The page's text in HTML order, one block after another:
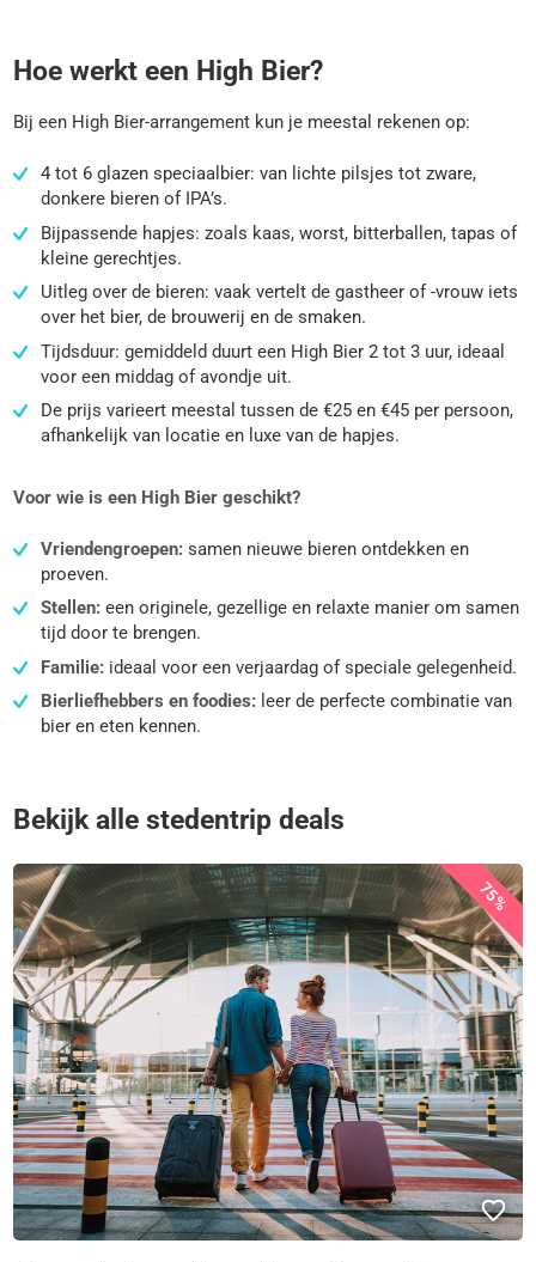
Hoe werkt een High Bier?
Bij een High Bier-arrangement kun je meestal rekenen op:
4 tot 6 glazen speciaalbier: van lichte pilsjes tot zware,
donkere bieren of IPA’s.
Bijpassende hapjes: zoals kaas, worst, bitterballen, tapas of
kleine gerechtjes.
Uitleg over de bieren: vaak vertelt de gastheer of -vrouw iets
over het bier, de brouwerij en de smaken.
Tijdsduur: gemiddeld duurt een High Bier 2 tot 3 uur, ideaal
voor een middag of avondje uit.
De prijs varieert meestal tussen de €25 en €45 per persoon,
afhankelijk van locatie en luxe van de hapjes.
Voor wie is een High Bier geschikt?
Vriendengroepen:samen nieuwe bieren ontdekken en
proeven.
Stellen: een originele, gezellige en relaxte manier om samen
tijd door te brengen.
Familie:ideaal voor een verjaardag of speciale gelegenheid.
Bierliefhebbers en foodies:leer de perfecte combinatie van
bier en eten kennen.
Bekijk alle stedentrip deals
75%